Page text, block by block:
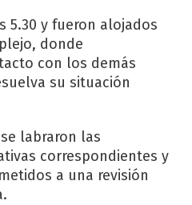
5.30 y fueron alojados
donde
con los demás
su situación
labraron las
correspondientes y
a una revisión